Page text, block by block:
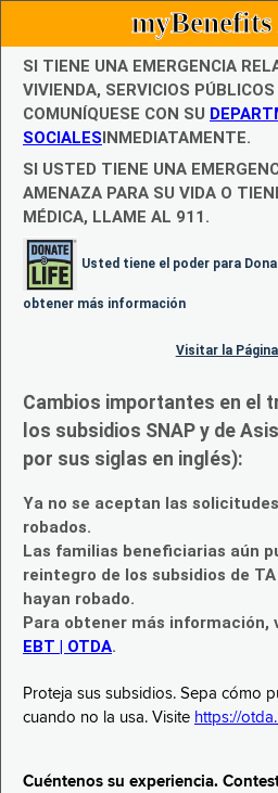
SI TIENE UNA EMERGENCIA
VIVIENDA, SERVICIOS
COMUNÍQUESE CON SU
SOCIALESINMEDIATAMENTE.
SI USTED TIENE UNA
AMENAZA PARA SU VIDA O
MÉDICA, LLAME AL 911.
Usted tiene el poder para
obtener más información
Visitar la
Cambios importantes en el
los subsidios SNAP y de
por sus siglas en inglés):
Ya no se aceptan las
robados.
Las familias beneficiarias aún
reintegro de los subsidios de
hayan robado.
Para obtener más información,
EBT | OTDA.
Proteja sus subsidios. Sepa cómo
cuando no la usa. Visite https://
Cuéntenos su experiencia.